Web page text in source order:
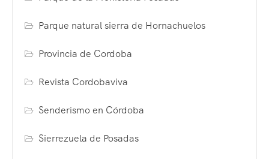
Parque natural sierra de Hornachuelos
Provincia de Cordoba
Revista Cordobaviva
Senderismo en Córdoba
Sierrezuela de Posadas